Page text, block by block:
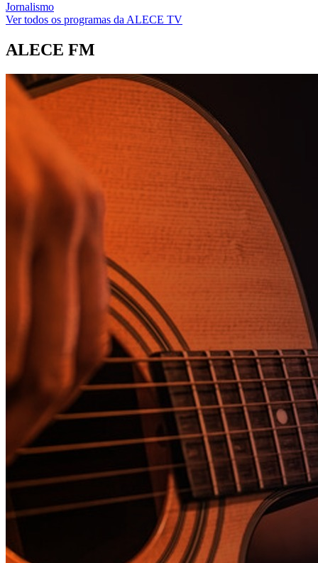
Jornalismo
Ver todos os programas da ALECE TV
ALECE FM